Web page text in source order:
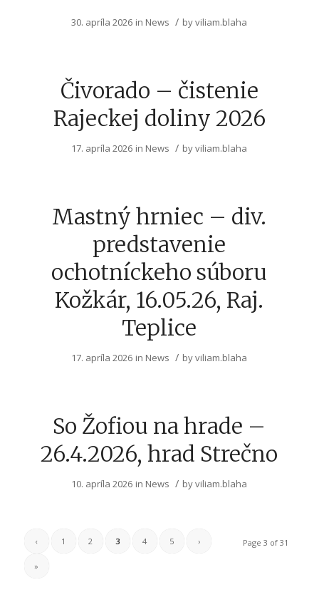
30. apríla 2026 in News / byviliam.blaha
Čivorado – čistenie
Rajeckej doliny 2026
17. apríla 2026 in News / byviliam.blaha
Mastný hrniec – div.
predstavenie
ochotníckeho súboru
Kožkár, 16.05.26, Raj.
Teplice
17. apríla 2026 in News / byviliam.blaha
So Žofiou na hrade –
26.4.2026, hrad Strečno
10. apríla 2026 in News / byviliam.blaha
Page 3 of 31
‹ 1 2 3 4 5 ›
»